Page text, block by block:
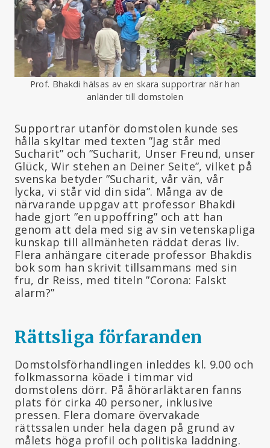
Prof. Bhakdi hälsas av en skara supportrar när han
anländer till domstolen
Supportrar utanför domstolen kunde ses
hålla skyltar med texten ”Jag står med
Sucharit” och ”Sucharit, Unser Freund, unser
Glück, Wir stehen an Deiner Seite”, vilket på
svenska betyder ”Sucharit, vår vän, vår
lycka, vi står vid din sida”. Många av de
närvarande uppgav att professor Bhakdi
hade gjort ”en uppoffring” och att han
genom att dela med sig av sin vetenskapliga
kunskap till allmänheten räddat deras liv.
Flera anhängare citerade professor Bhakdis
bok som han skrivit tillsammans med sin
fru, dr Reiss, med titeln ”Corona: Falskt
alarm?”
Rättsliga förfaranden
Domstolsförhandlingen inleddes kl. 9.00 och
folkmassorna köade i timmar vid
domstolens dörr. På åhörarläktaren fanns
plats för cirka 40 personer, inklusive
pressen. Flera domare övervakade
rättssalen under hela dagen på grund av
målets höga profil och politiska laddning.